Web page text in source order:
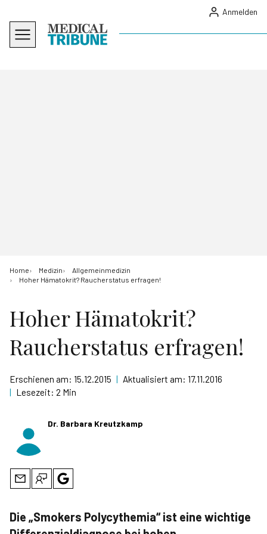
Anmelden
Home Medizin
Allgemeinmedizin
Hoher Hämatokrit? Raucherstatus erfragen!
Hoher Hämatokrit?
Raucherstatus erfragen!
Erschienen am: 15.12.2015 | Aktualisiert am: 17.11.2016
| Lesezeit: 2 Min
Dr. Barbara Kreutzkamp
Die „Smokers Polycythemia“ ist eine wichtige